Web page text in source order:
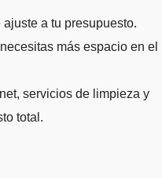
a tu presupuesto.
más espacio en el
servicios de limpieza y
total.